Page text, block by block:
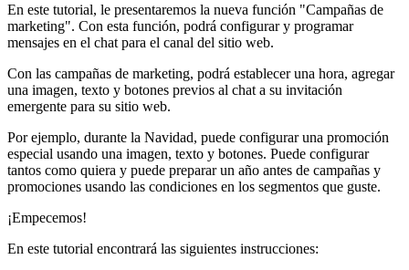
En este tutorial, le presentaremos la nueva función "Campañas de
marketing". Con esta función, podrá configurar y programar
mensajes en el chat para el canal del sitio web.
Con las campañas de marketing, podrá establecer una hora, agregar
una imagen, texto y botones previos al chat a su invitación
emergente para su sitio web.
Por ejemplo, durante la Navidad, puede configurar una promoción
especial usando una imagen, texto y botones. Puede configurar
tantos como quiera y puede preparar un año antes de campañas y
promociones usando las condiciones en los segmentos que guste.
¡Empecemos!
En este tutorial encontrará las siguientes instrucciones: